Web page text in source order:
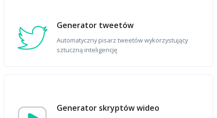
Generator tweetów
Automatyczny pisarz tweetów wykorzystujący
sztuczną inteligencję
Generator skryptów wideo